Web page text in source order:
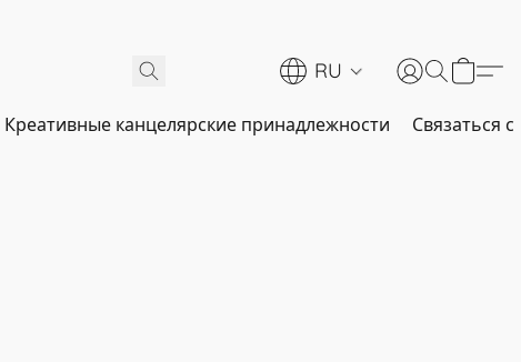
RU
Креативные канцелярские принадлежности Связаться с